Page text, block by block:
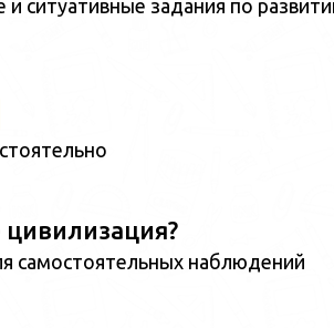
и ситуативные задания по
цивилизация?
самостоятельных наблюдений